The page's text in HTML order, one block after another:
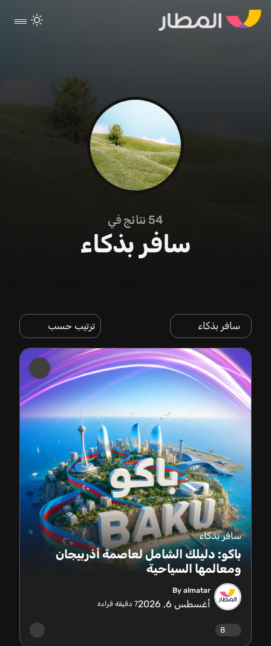
54 نتائج في
سافر بذكاء
سافر بذكاء ترتيب حسب
سافر بذكاء
باكو: دليلك الشامل لعاصمة أذربيجان
ومعالمها السياحية
By almatar
أغسطس 6, 2026 7 دقيقة قراءة
8